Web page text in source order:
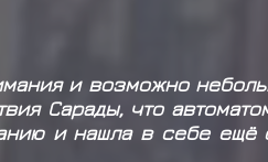
и возможно
Сарады, что
и нашла в себе ещё